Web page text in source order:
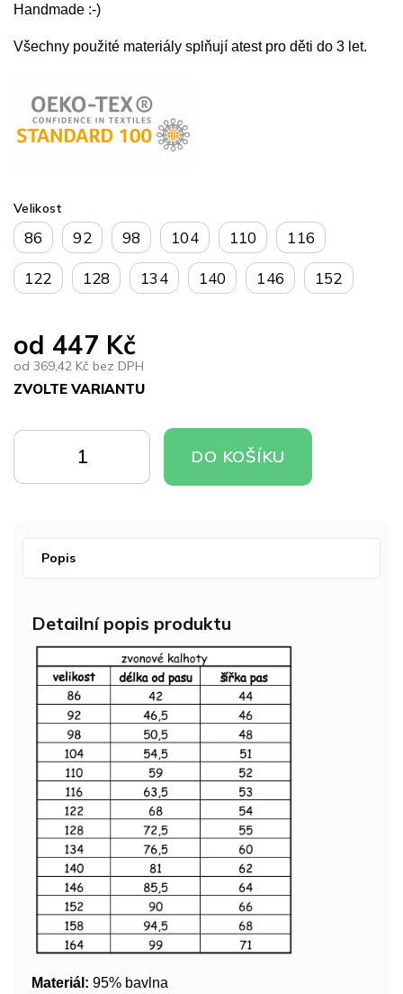
od 447 Kč
od 369,42 Kč bez DPH
ZVOLTE VARIANTU
cena:
Velikost
86 92 98 104 110 116
122 128 134 140 146 152
KOŠÍKU
KOŠÍKU
DO KOŠÍKU
Handmade :-)
Všechny použité materiály splňují atest pro děti do 3 let.
Popis
Detailní popis produktu
Materiál: 95% bavlna